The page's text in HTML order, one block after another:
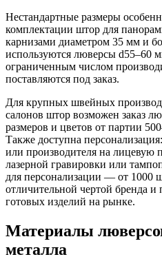
Нестандартные размеры
комплектации штор для
карнизами диаметром 35 мм и
используются люверсы d55–60
ограниченным числом
поставляются под заказ.
Для крупных швейных
салонов штор возможен заказ
размеров и цветов от партии
Также доступна
или производителя на лицевую
лазерной гравировки или
для персонализации — от 1000
отличительной чертой бренда
готовых изделий на рынке.
Материалы
металла